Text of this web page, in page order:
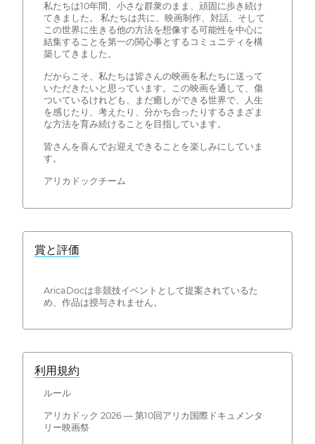
私たちは10年間、小さな群衆のまま、頑固に歩き続け
てきました。 私たちは共に、映画制作、対話、そして
この世界に生きる他の方法を想像する可能性を中心に
結集することを第一の関心事とするコミュニティを構
築してきました。
だからこそ、私たちは皆さんの映画を私たちに送って
いただきたいと思っています。この映画を通して、傷
ついているけれども、まだ癒しができる世界で、人生
を感じたり、考えたり、分かち合ったりするさまざま
な方法を育み続けることを目指しています。
皆さんを喜んでお迎えできることを楽しみにしていま
す。
アリカドックチーム
賞と評価
AricaDocは非競技イベントとして提案されているた
め、作品は授与されません。
利用規約
ルール
アリカドック 2026 — 第10回アリカ国際ドキュメンタ
リー映画祭